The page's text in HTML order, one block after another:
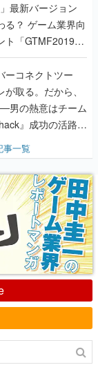
最新バージョン
る？ ゲーム業界向
ト「GTMF2019」
めよう【PR】
ーコネクトツー
取る。だから、
男の熱意はチーム
』成功の活路を
山 洋に流れる血は
た【若ゲのいた
事一覧